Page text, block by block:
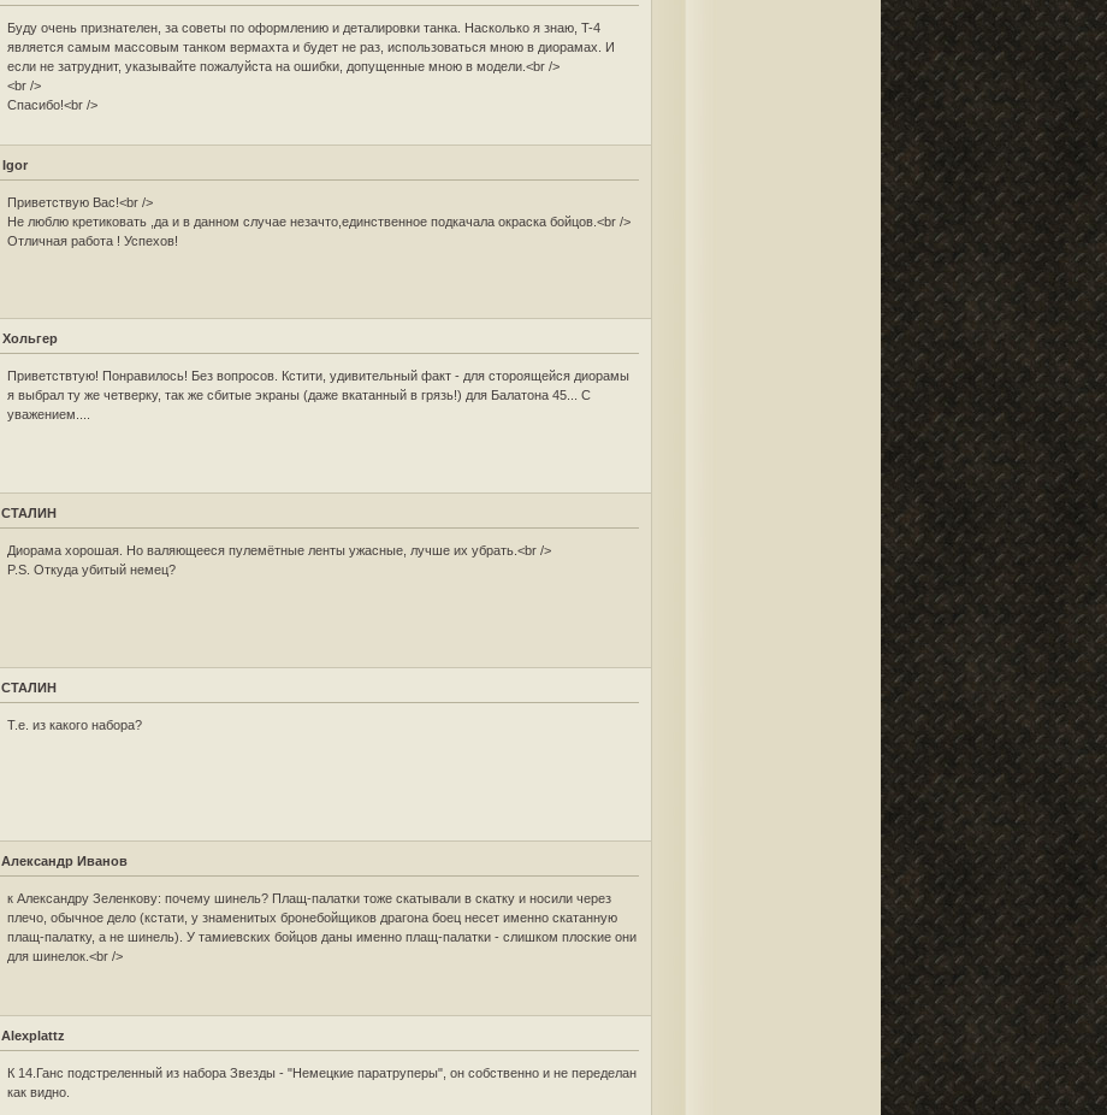
Буду очень признателен, за советы по оформлению и деталировки танка. Насколько я знаю, T-4
является самым массовым танком вермахта и будет не раз, использоваться мною в диорамах. И
если не затруднит, указывайте пожалуйста на ошибки, допущенные мною в модели.<br />
<br />
Спасибо!<br />
Igor
Приветствую Вас!<br />
Не люблю кретиковать ,да и в данном случае незачто,единственное подкачала окраска бойцов.<br />
Отличная работа ! Успехов!
Хольгер
Приветствтую! Понравилось! Без вопросов. Кстити, удивительный факт - для стороящейся диорамы
я выбрал ту же четверку, так же сбитые экраны (даже вкатанный в грязь!) для Балатона 45... С
уважением....
СТАЛИН
Диорама хорошая. Но валяющееся пулемётные ленты ужасные, лучше их убрать.<br />
P.S. Откуда убитый немец?
СТАЛИН
Т.е. из какого набора?
Александр Иванов
к Александру Зеленкову: почему шинель? Плащ-палатки тоже скатывали в скатку и носили через
плечо, обычное дело (кстати, у знаменитых бронебойщиков драгона боец несет именно скатанную
плащ-палатку, а не шинель). У тамиевских бойцов даны именно плащ-палатки - слишком плоские они
для шинелок.<br />
Alexplattz
К 14.Ганс подстреленный из набора Звезды - "Немецкие паратруперы", он собственно и не переделан
как видно.